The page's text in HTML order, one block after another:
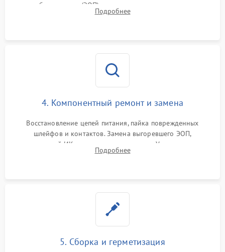
преобразователя (ЭОП) на стенде на предмет эмиссии,
шумов и засветок. Диагностика микросхем цифровых
Подробнее
4. Компонентный ремонт и замена
Восстановление цепей питания, пайка поврежденных
шлейфов и контактов. Замена выгоревшего ЭОП,
неисправной ИК-подсветки или матрицы. Ультразвуковая
очистка плат и удаление загрязнений с линз объектива и
Подробнее
5. Сборка и герметизация